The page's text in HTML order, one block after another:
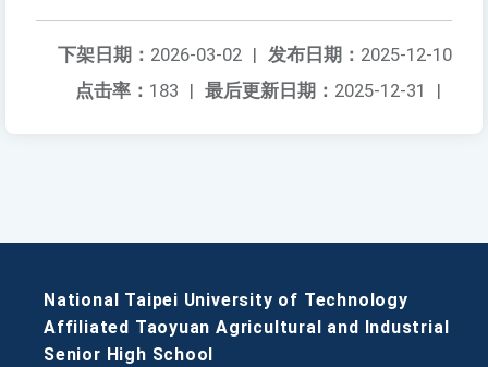
发布日期： 2025-12-10
下架日期： 2026-03-02 |
最后更新日期： 2025-12-31 |
点击率： 183 |
National Taipei University of Technology
Affiliated Taoyuan Agricultural and Industrial
Senior High School